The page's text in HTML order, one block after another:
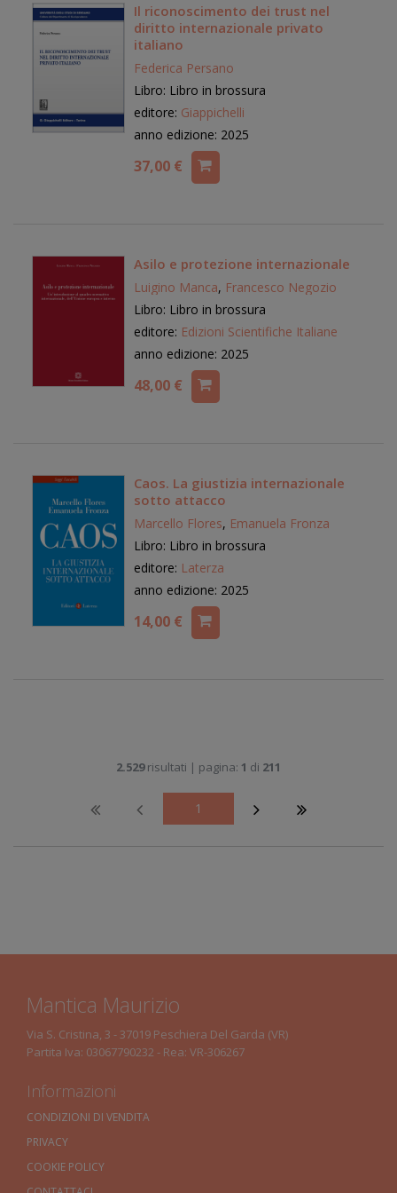
Il riconoscimento dei trust nel
diritto internazionale privato
italiano
Federica Persano
Libro: Libro in brossura
editore: Giappichelli
anno edizione: 2025
37,00 €
Asilo e protezione internazionale
Luigino Manca, Francesco Negozio
Libro: Libro in brossura
editore: Edizioni Scientifiche Italiane
anno edizione: 2025
48,00 €
Caos. La giustizia internazionale
sotto attacco
Marcello Flores, Emanuela Fronza
Libro: Libro in brossura
editore: Laterza
anno edizione: 2025
14,00 €
2.529risultati | pagina: 1 di 211
1
Mantica Maurizio
Via S. Cristina, 3 - 37019 Peschiera Del Garda (VR)
Partita Iva: 03067790232 - Rea: VR-306267
Informazioni
CONDIZIONI DI VENDITA
PRIVACY
COOKIE POLICY